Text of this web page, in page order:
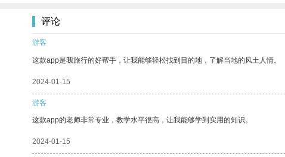
评论
游客
这款app是我旅行的好帮手，让我能够轻松找到目的地，了解当地的风土人情。
2024-01-15
游客
这款app的老师非常专业，教学水平很高，让我能够学到实用的知识。
2024-01-15